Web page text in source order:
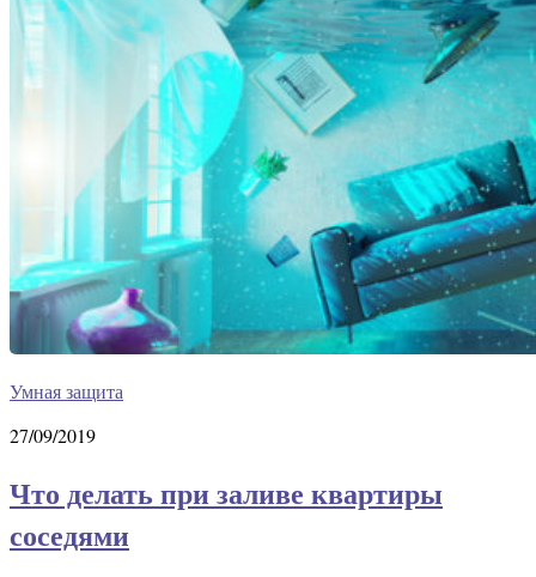
Умная защита
27/09/2019
Что делать при заливе квартиры
соседями